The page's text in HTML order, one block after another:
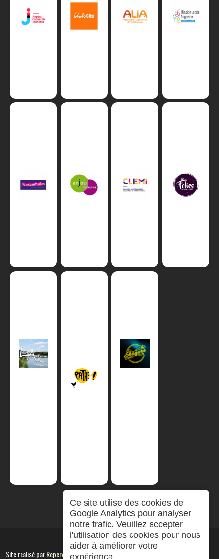
Site réalisé parRepereCom
Ce site utilise des cookies de
Google Analytics pour analyser
notre trafic. Veuillez accepter
l'utilisation des cookies pour nous
aider à améliorer votre
expérience.